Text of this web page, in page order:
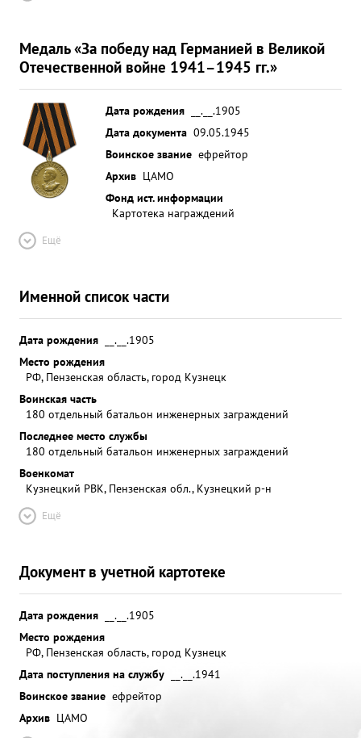
Медаль «За победу над Германией в Великой
Отечественной войне 1941–1945 гг.»
Дата рождения
__.__.1905
Дата документа 09.05.1945
Воинское звание ефрейтор
Архив ЦАМО
Фонд ист. информации
Картотека награждений
Ещё
Именной список части
Дата рождения
__.__.1905
Место рождения
РФ, Пензенская область, город Кузнецк
Воинская часть
180 отдельный батальон инженерных заграждений
Последнее место службы
180 отдельный батальон инженерных заграждений
Военкомат
Кузнецкий РВК, Пензенская обл., Кузнецкий р-н
Ещё
Документ в учетной картотеке
Дата рождения
__.__.1905
Место рождения
РФ, Пензенская область, город Кузнецк
Дата поступления на службу
__.__.1941
Воинское звание ефрейтор
Архив ЦАМО